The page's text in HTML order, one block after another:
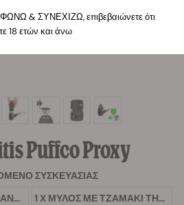
Puffco Proxy
ΣΥΣΚΕΥΑΣΊΑΣ
1 X 3 ΔΩΡΕΆΝ ΣΠΌΡΟΙ ΚΆΝΝΑΒΗΣ
1 X ΜΎΛΟΣ ΜΕ ΤΖΑΜΆΚΙ ΤΗΣ RQS
& ΣΥΝΕΧΙΖΩ, επιβεβαιώνετε ότι
18 ετών και άνω